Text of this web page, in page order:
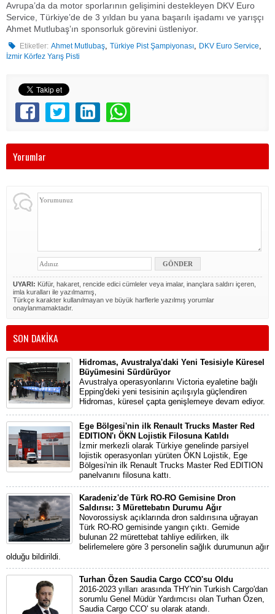
Avrupa’da da motor sporlarının gelişimini destekleyen DKV Euro
Service, Türkiye’de de 3 yıldan bu yana başarılı işadamı ve yarışçı
Ahmet Mutlubaş’ın sponsorluk görevini üstleniyor.
Etiketler: Ahmet Mutlubaş,Türkiye Pist Şampiyonası, DKV Euro Service,
İzmir Körfez Yarış Pisti
Yorumlar
UYARI: Küfür, hakaret, rencide edici cümleler veya imalar, inançlara saldırı içeren,
imla kuralları ile yazılmamış,
Türkçe karakter kullanılmayan ve büyük harflerle yazılmış yorumlar
onaylanmamaktadır.
SON DAKİKA
Hidromas, Avustralya'daki Yeni Tesisiyle Küresel
Büyümesini Sürdürüyor
Avustralya operasyonlarını Victoria eyaletine bağlı
Epping'deki yeni tesisinin açılışıyla güçlendiren
Hidromas, küresel çapta genişlemeye devam ediyor.
Ege Bölgesi'nin ilk Renault Trucks Master Red
EDITION'ı ÖKN Lojistik Filosuna Katıldı
İzmir merkezli olarak Türkiye genelinde parsiyel
lojistik operasyonları yürüten ÖKN Lojistik, Ege
Bölgesi'nin ilk Renault Trucks Master Red EDITION
panelvanını filosuna kattı.
Karadeniz'de Türk RO-RO Gemisine Dron
Saldırısı: 3 Mürettebatın Durumu Ağır
Novorossiysk açıklarında dron saldırısına uğrayan
Türk RO-RO gemisinde yangın çıktı. Gemide
bulunan 22 mürettebat tahliye edilirken, ilk
belirlemelere göre 3 personelin sağlık durumunun ağır
olduğu bildirildi.
Turhan Özen Saudia Cargo CCO'su Oldu
2016-2023 yılları arasında THY'nin Turkish Cargo'dan
sorumlu Genel Müdür Yardımcısı olan Turhan Özen,
Saudia Cargo CCO' su olarak atandı.